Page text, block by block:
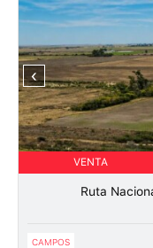
‹
VENTA
Ruta
CAMPOS